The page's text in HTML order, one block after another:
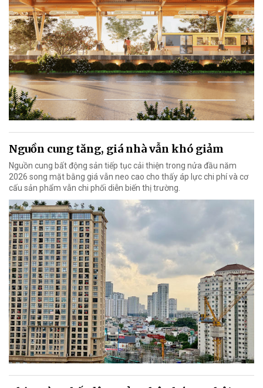
Nguồn cung tăng, giá nhà vẫn khó giảm
Nguồn cung bất động sản tiếp tục cải thiện trong nửa đầu năm
2026 song mặt bằng giá vẫn neo cao cho thấy áp lực chi phí và cơ
cấu sản phẩm vẫn chi phối diễn biến thị trường.